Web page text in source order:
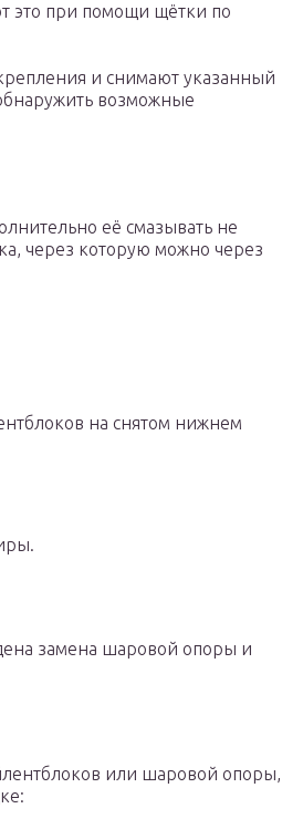
это при помощи щётки по
и снимают указанный
возможные
её смазывать не
через которую можно через
на снятом нижнем
замена шаровой опоры и
или шаровой опоры,